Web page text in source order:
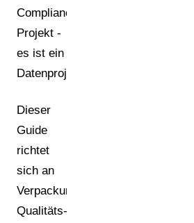
Compliance-
Projekt -
es ist ein
Datenprojekt.
Dieser
Guide
richtet
sich an
Verpackungsmanager,
Qualitäts-